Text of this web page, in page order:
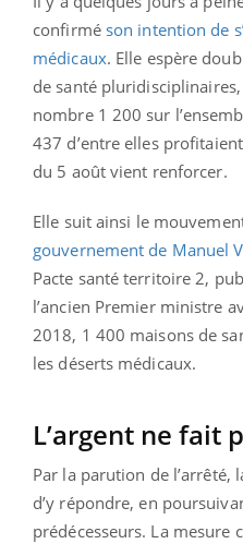
confirmé son intention de
médicaux. Elle espère
de santé
nombre 1 200 sur
437 d’entre elles
du 5 août vient renforcer.
Elle suit ainsi le
gouvernement de Manuel
Pacte santé territoire 2,
l’ancien Premier ministre
2018, 1 400 maisons de
les déserts médicaux.
L’argent ne fait
Par la parution de l’arrêté,
d’y répondre, en
prédécesseurs. La